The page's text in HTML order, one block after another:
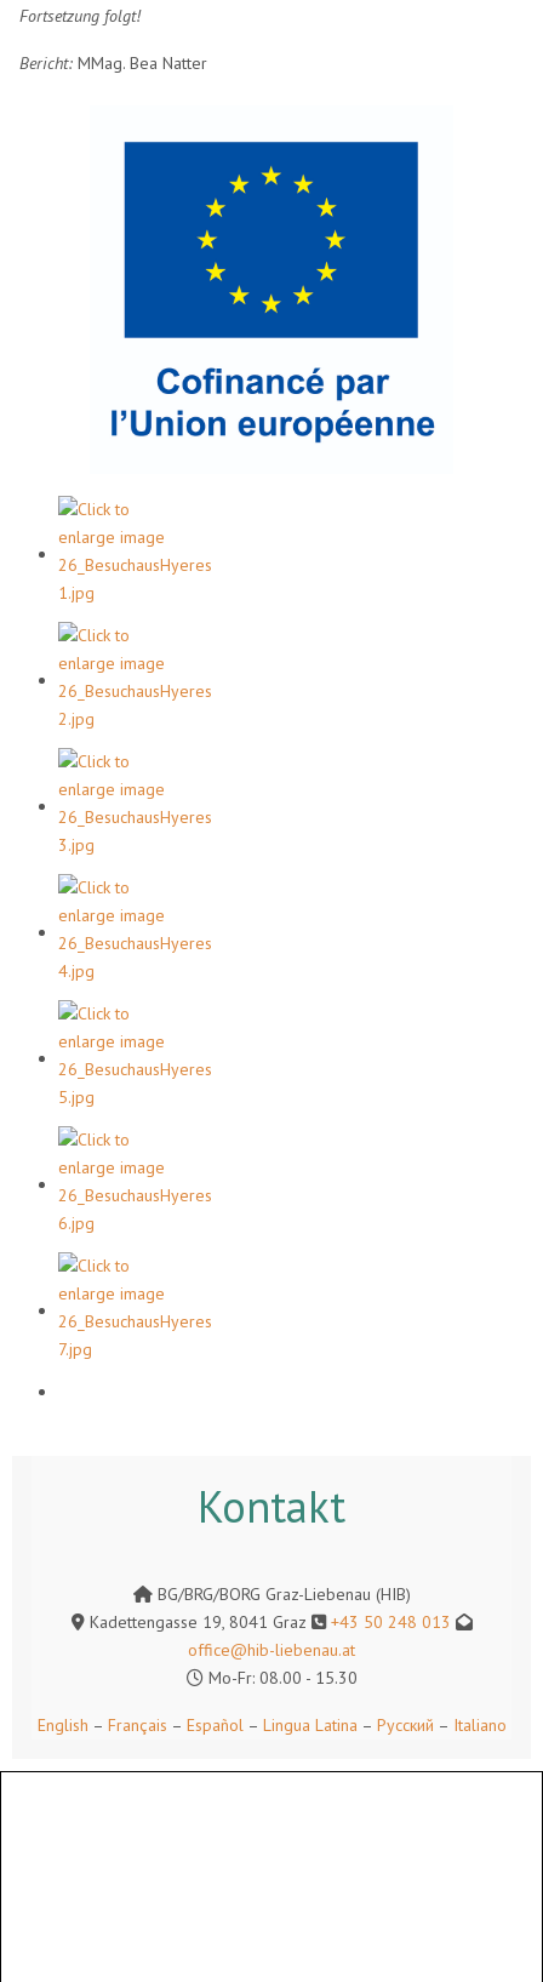
Fortsetzung folgt!
Bericht: MMag. Bea Natter
Kontakt
BG/BRG/BORG Graz-Liebenau (HIB)
Kadettengasse 19, 8041 Graz
+43 50 248 013
office@hib-liebenau.at
Mo-Fr: 08.00 - 15.30
English – Français – Español– Lingua Latina – Русский – Italiano